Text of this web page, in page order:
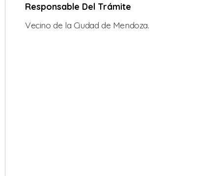
Responsable Del Trámite
Vecino de la Ciudad de Mendoza.